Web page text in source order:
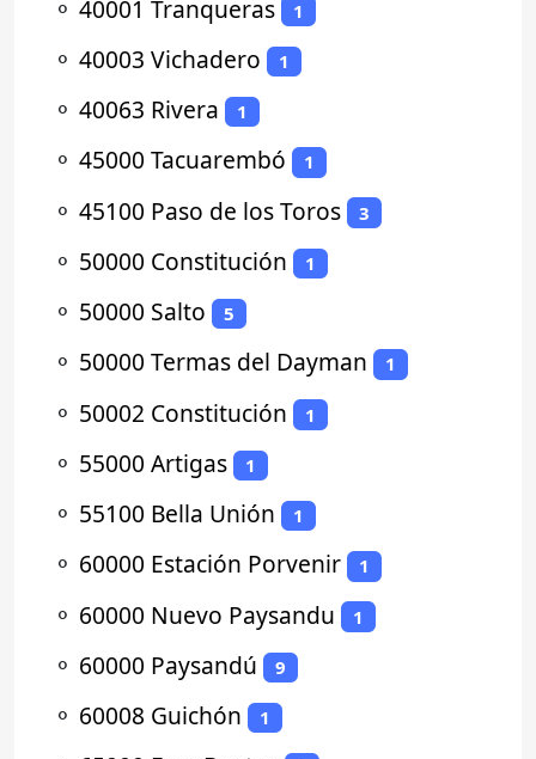
⚬ 40001 Tranqueras 1
⚬ 40003 Vichadero 1
⚬ 40063 Rivera 1
⚬ 45000 Tacuarembó 1
⚬ 45100 Paso de los Toros 3
⚬ 50000 Constitución 1
⚬ 50000 Salto 5
⚬ 50000 Termas del Dayman 1
⚬ 50002 Constitución 1
⚬ 55000 Artigas 1
⚬ 55100 Bella Unión 1
⚬ 60000 Estación Porvenir 1
⚬ 60000 Nuevo Paysandu 1
⚬ 60000 Paysandú 9
⚬ 60008 Guichón 1